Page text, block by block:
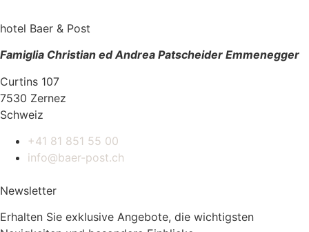
hotel Baer & Post
Famiglia Christian ed Andrea Patscheider Emmenegger
Curtins 107
7530 Zernez
Schweiz
+41 81 851 55 00
info@baer-post.ch
Newsletter
Erhalten Sie exklusive Angebote, die wichtigsten